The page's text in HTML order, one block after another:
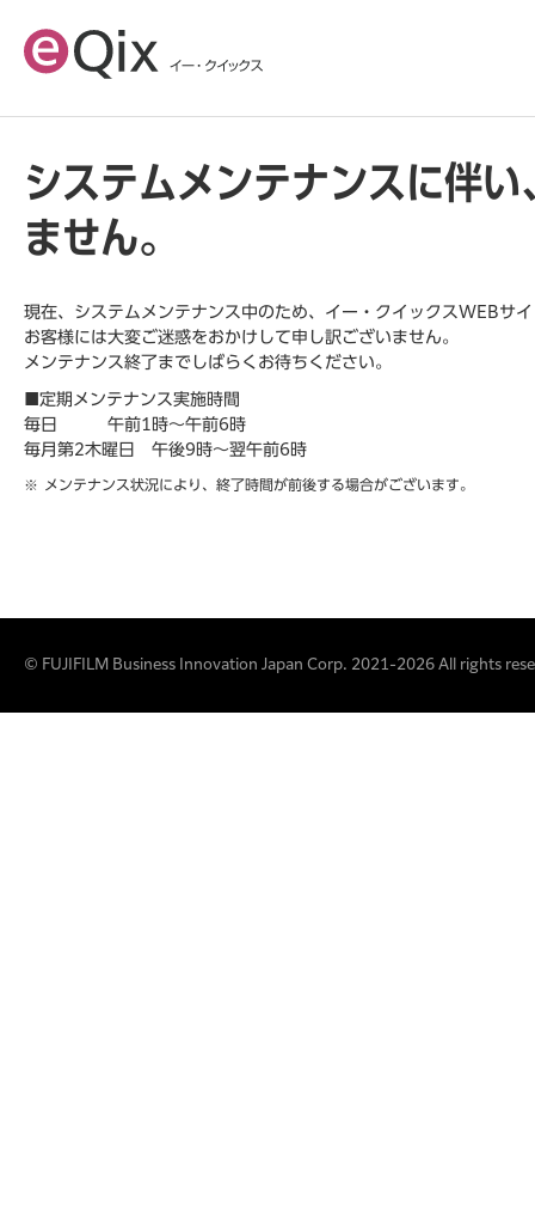
システムメンテナンスに伴
ません。
現在、システムメンテナンス中のため、イー・クイックスWEBサ
お客様には大変ご迷惑をおかけして申し訳ございません。
メンテナンス終了までしばらくお待ちください。
■定期メンテナンス実施時間
毎日 午前1時～午前6時
毎月第2木曜日 午後9時～翌午前6時
メンテナンス状況により、終了時間が前後する場合がございます。
© FUJIFILM Business Innovation Japan Corp. 2021-2026 All rights